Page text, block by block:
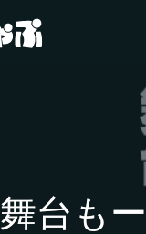
舞台も